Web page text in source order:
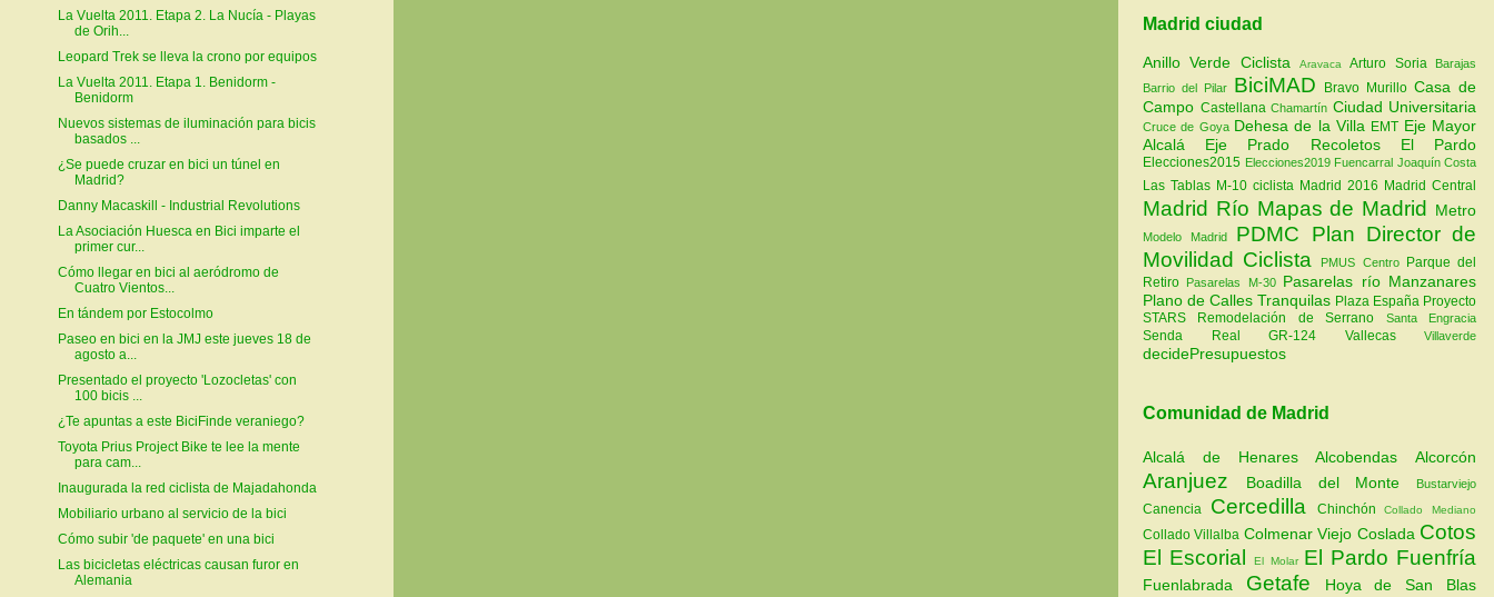
La Vuelta 2011. Etapa 2. La Nucía - Playas
de Orih...
Leopard Trek se lleva la crono por equipos
La Vuelta 2011. Etapa 1. Benidorm -
Benidorm
Nuevos sistemas de iluminación para bicis
basados ...
¿Se puede cruzar en bici un túnel en
Madrid?
Danny Macaskill - Industrial Revolutions
La Asociación Huesca en Bici imparte el
primer cur...
Cómo llegar en bici al aeródromo de
Cuatro Vientos...
En tándem por Estocolmo
Paseo en bici en la JMJ este jueves 18 de
agosto a...
Presentado el proyecto 'Lozocletas' con
100 bicis ...
¿Te apuntas a este BiciFinde veraniego?
Toyota Prius Project Bike te lee la mente
para cam...
Inaugurada la red ciclista de Majadahonda
Mobiliario urbano al servicio de la bici
Cómo subir 'de paquete' en una bici
Las bicicletas eléctricas causan furor en
Alemania
Madrid ciudad
Anillo Verde Ciclista AravacaArturo Soria
Barajas
Barrio del Pilar BiciMAD Bravo MurilloCasa de
Campo Castellana Chamartín Ciudad Universitaria
Cruce de Goya Dehesa de la Villa EMT Eje Mayor
Alcalá Eje Prado Recoletos El Pardo
Elecciones2015 Elecciones2019 Fuencarral Joaquín Costa
Las Tablas M-10 ciclista Madrid 2016 Madrid Central
Madrid Río Mapas de Madrid Metro
Modelo Madrid PDMC Plan Director de
Movilidad Ciclista
PMUS Centro Parque del
Retiro Pasarelas M-30 Pasarelas río Manzanares
Plano de Calles Tranquilas Plaza España Proyecto
STARS Remodelación de Serrano Santa Engracia
Senda Real GR-124 Vallecas Villaverde
decidePresupuestos
Comunidad de Madrid
Alcalá de HenaresAlcobendas Alcorcón
Aranjuez Boadilla del Monte Bustarviejo
Canencia Cercedilla ChinchónCollado Mediano
Collado Villalba Colmenar Viejo Coslada Cotos
El EscorialEl Molar El Pardo Fuenfría
Fuenlabrada Getafe Hoya de San Blas